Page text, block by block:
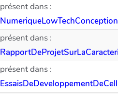
présent dans :
présent dans :
présent dans :